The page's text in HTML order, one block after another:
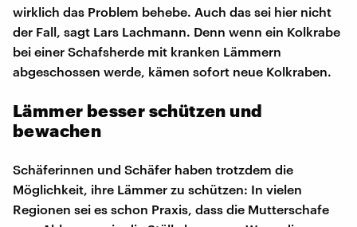
wirklich das Problem behebe. Auch das sei hier nicht
der Fall, sagt Lars Lachmann. Denn wenn ein Kolkrabe
bei einer Schafsherde mit kranken Lämmern
abgeschossen werde, kämen sofort neue Kolkraben.
Lämmer besser schützen und
bewachen
Schäferinnen und Schäfer haben trotzdem die
Möglichkeit, ihre Lämmer zu schützen: In vielen
Regionen sei es schon Praxis, dass die Mutterschafe